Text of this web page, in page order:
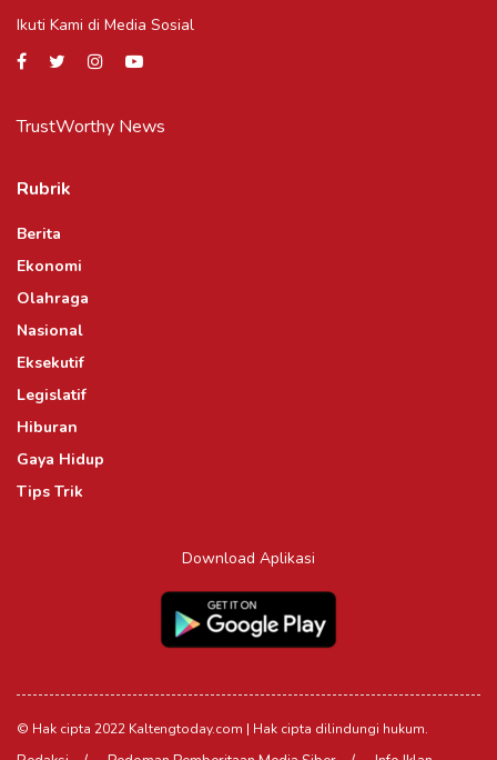
Ikuti Kami di Media Sosial
TrustWorthy News
Rubrik
Berita
Ekonomi
Olahraga
Nasional
Eksekutif
Legislatif
Hiburan
Gaya Hidup
Tips Trik
Download Aplikasi
© Hak cipta 2022 Kaltengtoday.com | Hak cipta dilindungi hukum.